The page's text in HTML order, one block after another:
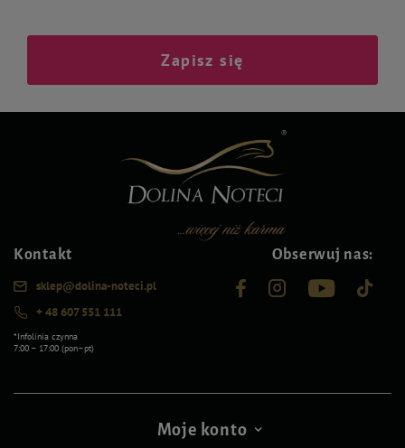
Zapisz się
Kontakt
sklep@dolina-noteci.pl
+ 48 607 551 111
*Infolinia czynna
7:00 – 17:00 (pon–pt)
Obserwuj nas:
Moje konto